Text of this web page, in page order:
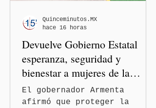
informó que la Secretaría
de Salud activó de mane
Devuelve Gobierno Estatal
esperanza, seguridad y
bienestar a mujeres de la
periferia urbana
El gobernador Armenta
afirmó que proteger la
Quinceminutos.MX
hace 16 horas